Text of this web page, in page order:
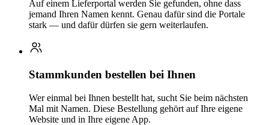
Auf einem Lieferportal werden Sie gefunden, ohne dass
jemand Ihren Namen kennt. Genau dafür sind die Portale
stark — und dafür dürfen sie gern weiterlaufen.
Stammkunden bestellen bei Ihnen
Wer einmal bei Ihnen bestellt hat, sucht Sie beim nächsten
Mal mit Namen. Diese Bestellung gehört auf Ihre eigene
Website und in Ihre eigene App.